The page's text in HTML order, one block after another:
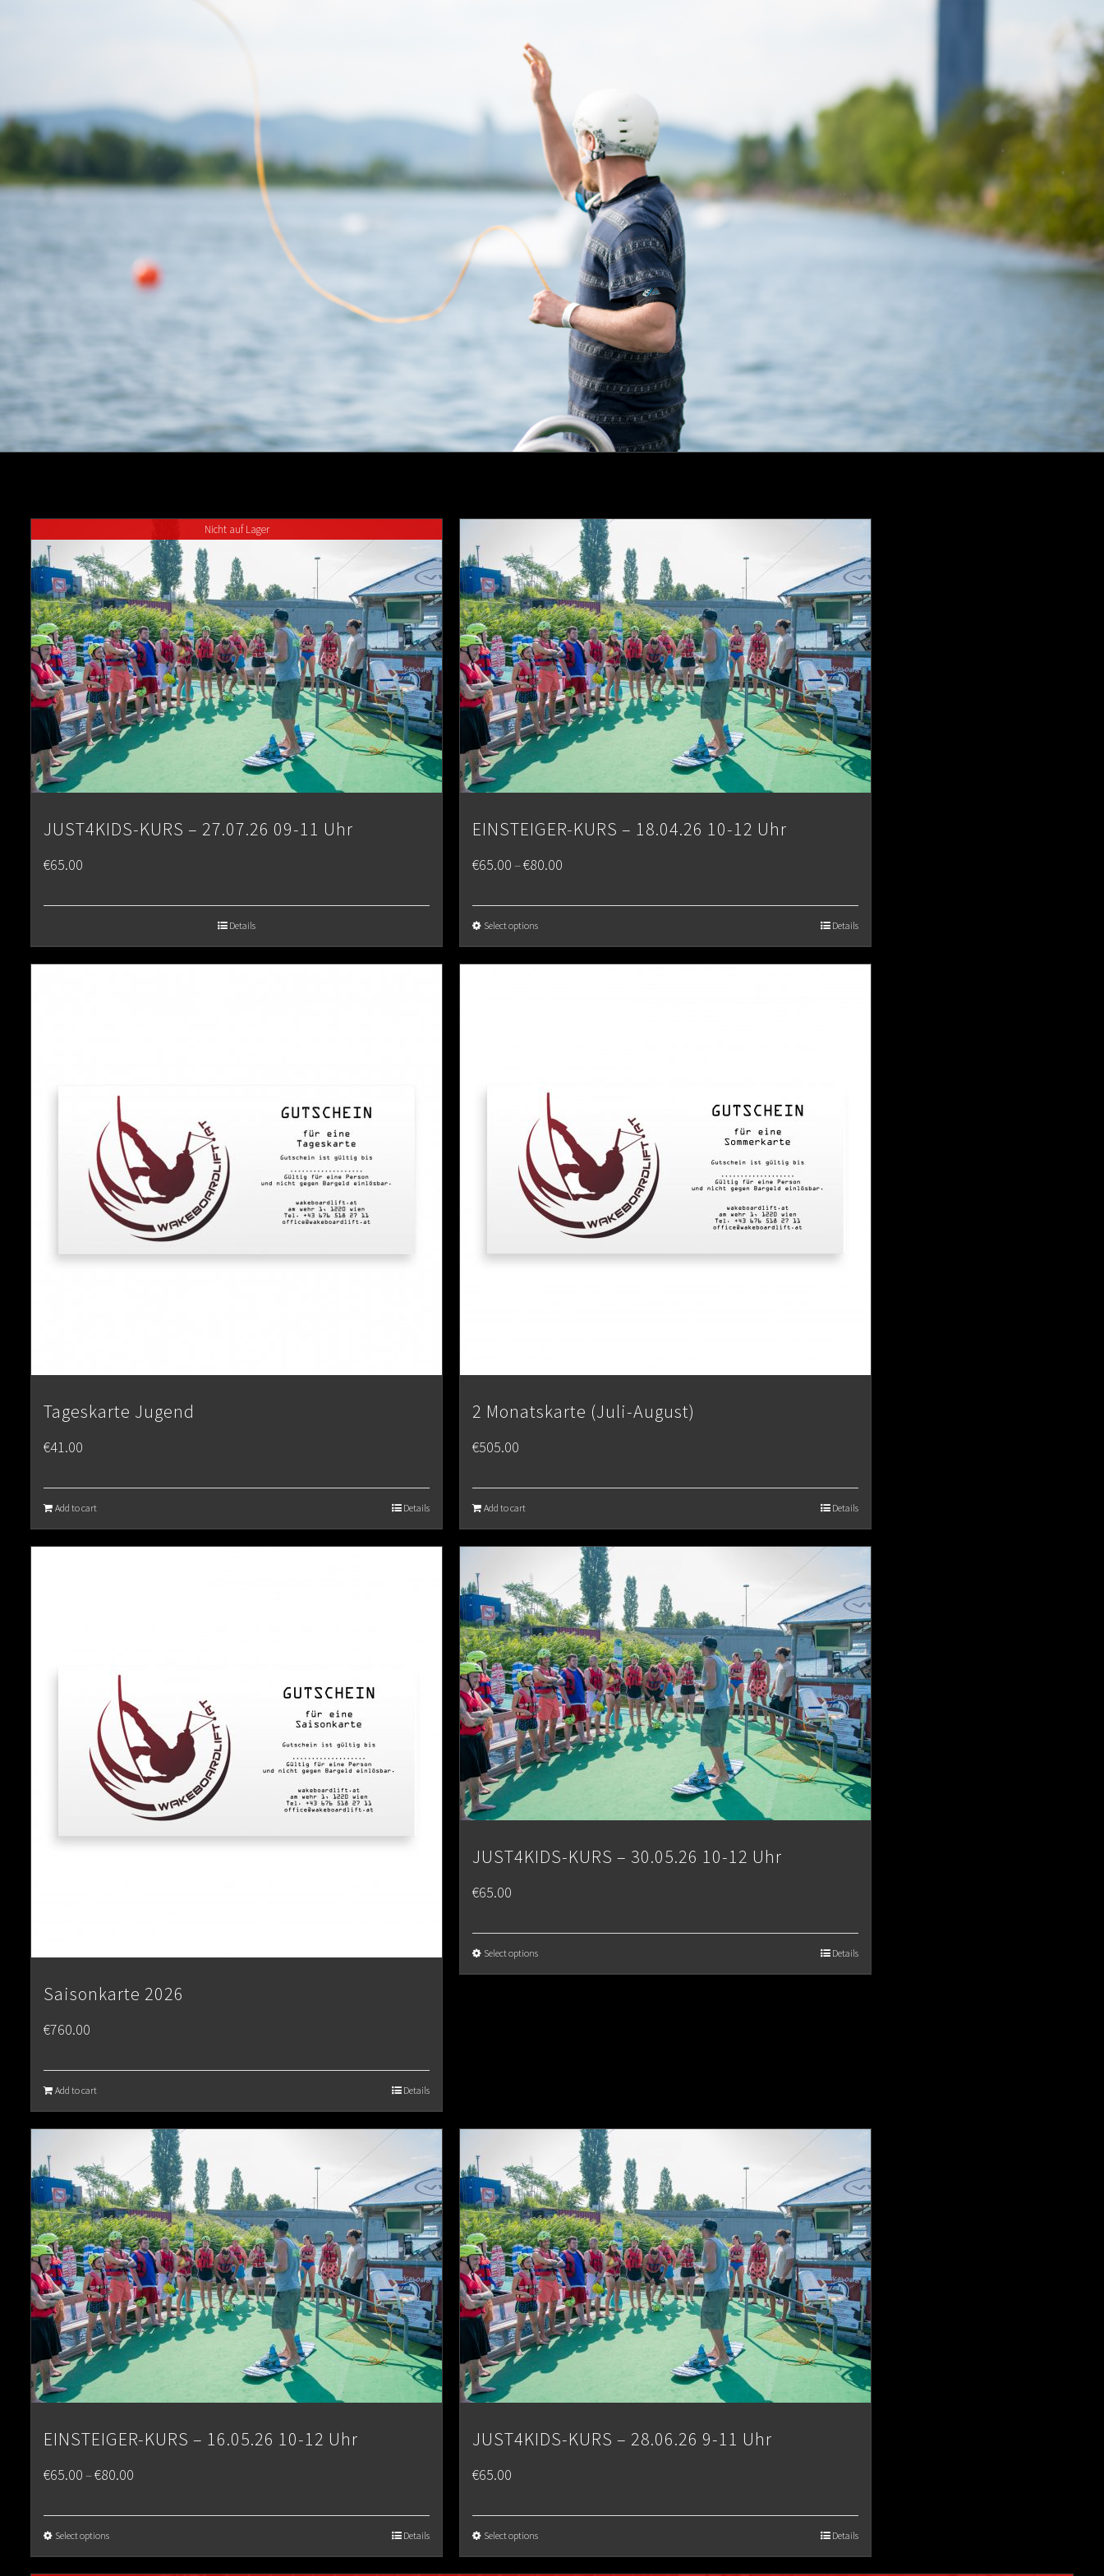
Nicht auf Lager
JUST4KIDS-KURS – 27.07.26 09-11 Uhr
€65.00
Details
EINSTEIGER-KURS – 18.04.26 10-12 Uhr
€65.00–€80.00
Select options Details
Tageskarte Jugend
€41.00
Add to cart Details
2 Monatskarte (Juli-August)
€505.00
Add to cart Details
Saisonkarte 2026
€760.00
Add to cart Details
JUST4KIDS-KURS – 30.05.26 10-12 Uhr
€65.00
Select options Details
EINSTEIGER-KURS – 16.05.26 10-12 Uhr
€65.00–€80.00
Select options Details
JUST4KIDS-KURS – 28.06.26 9-11 Uhr
€65.00
Select options Details